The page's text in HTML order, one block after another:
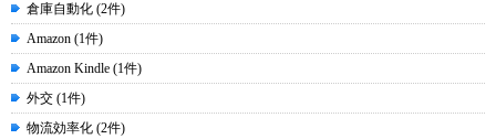
倉庫自動化 (2件)
Amazon (1件)
Amazon Kindle (1件)
外交 (1件)
物流効率化 (2件)